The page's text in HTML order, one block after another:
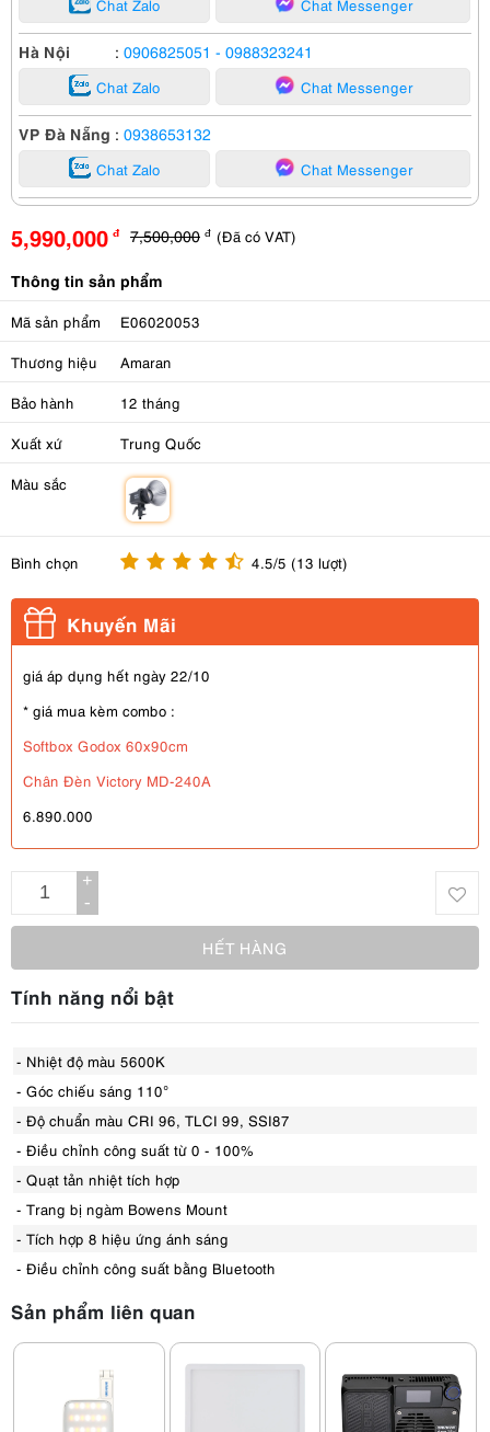
Chat Zalo Chat Messenger
Hà Nội : 0906825051 - 0988323241
Chat Zalo Chat Messenger
VP Đà Nẵng : 0938653132
Chat Zalo Chat Messenger
5,990,000 đ 7,500,000 đ (Đã có VAT)
Thông tin sản phẩm
Mã sản phẩm E06020053
Thương hiệu Amaran
Bảo hành 12 tháng
Xuất xứ Trung Quốc
Màu sắc
Bình chọn 4.5/5 (13 lượt)
Khuyến Mãi
giá áp dụng hết ngày 22/10
* giá mua kèm combo :
Softbox Godox 60x90cm
Chân Đèn Victory MD-240A
6.890.000
+
-
HẾT HÀNG
Tính năng nổi bật
- Nhiệt độ màu 5600K
- Góc chiếu sáng 110°
- Độ chuẩn màu CRI 96, TLCI 99, SSI87
- Điều chỉnh công suất từ 0 - 100%
- Quạt tản nhiệt tích hợp
- Trang bị ngàm Bowens Mount
- Tích hợp 8 hiệu ứng ánh sáng
- Điều chỉnh công suất bằng Bluetooth
Sản phẩm liên quan